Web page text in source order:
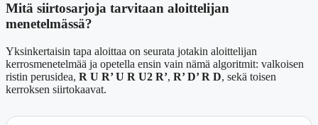
Mitä siirtosarjoja tarvitaan aloittelijan
menetelmässä?
Yksinkertaisin tapa aloittaa on seurata jotakin aloittelijan
kerrosmenetelmää ja opetella ensin vain nämä algoritmit: valkoisen
ristin perusidea, R U R’ U R U2 R’, R’ D’ R D, sekä toisen
kerroksen siirtokaavat.